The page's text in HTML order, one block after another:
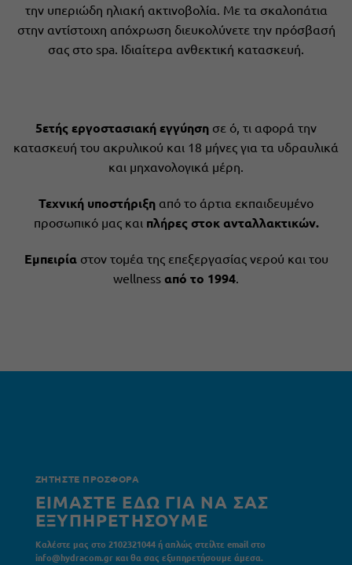
την υπεριώδη ηλιακή ακτινοβολία. Με τα σκαλοπάτια
στην αντίστοιχη απόχρωση διευκολύνετε την πρόσβασή
σας στο spa. Ιδιαίτερα ανθεκτική κατασκευή.
5ετής εργοστασιακή εγγύηση σε ό, τι αφορά την
κατασκευή του ακρυλικού και 18 μήνες για τα υδραυλικά
και μηχανολογικά μέρη.
Τεχνική υποστήριξη από το άρτια εκπαιδευμένο
προσωπικό μας και πλήρες στοκ ανταλλακτικών.
Εμπειρία στον τομέα της επεξεργασίας νερού και του
wellness από το 1994
ΖΗΤΗΣΤΕ ΠΡΟΣΦΟΡΑ
ΕΙΜΑΣΤΕ ΕΔΩ ΓΙΑ ΝΑ ΣΑΣ
ΕΞΥΠΗΡΕΤΗΣΟΥΜΕ
Καλέστε μας στο 2102321044 ή απλώς στείλτε email στο
info@hydracom.gr και θα σας εξυπηρετήσουμε άμεσα.